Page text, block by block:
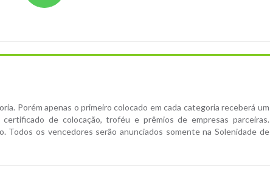
Porém apenas o primeiro colocado em cada categoria receberá um
de colocação, troféu e prêmios de empresas parceiras.
Todos os vencedores serão anunciados somente na Solenidade de